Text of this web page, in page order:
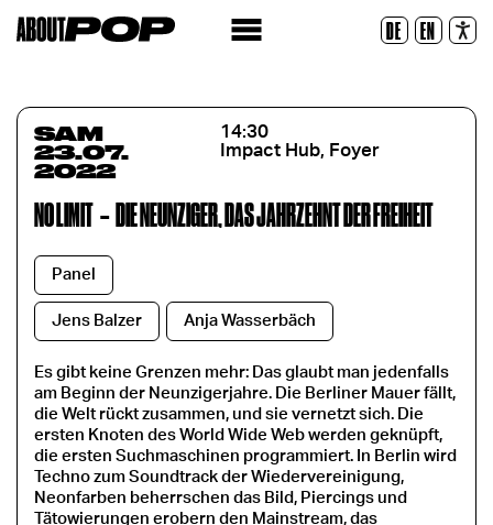
DE EN
Réinitialiser
SAM
23.07.
2022
14:30
Impact Hub, Foyer
NO LIMIT– DIE NEUNZIGER, DAS JAHRZEHNT DER FREIHEIT
Panel
Jens Balzer Anja Wasserbäch
Es gibt keine Grenzen mehr: Das glaubt man jedenfalls
am Beginn der Neunzigerjahre. Die Berliner Mauer fällt,
die Welt rückt zusammen, und sie vernetzt sich. Die
ersten Knoten des World Wide Web werden geknüpft,
die ersten Suchmaschinen programmiert. In Berlin wird
Techno zum Soundtrack der Wiedervereinigung,
Neonfarben beherrschen das Bild, Piercings und
Tätowierungen erobern den Mainstream, das